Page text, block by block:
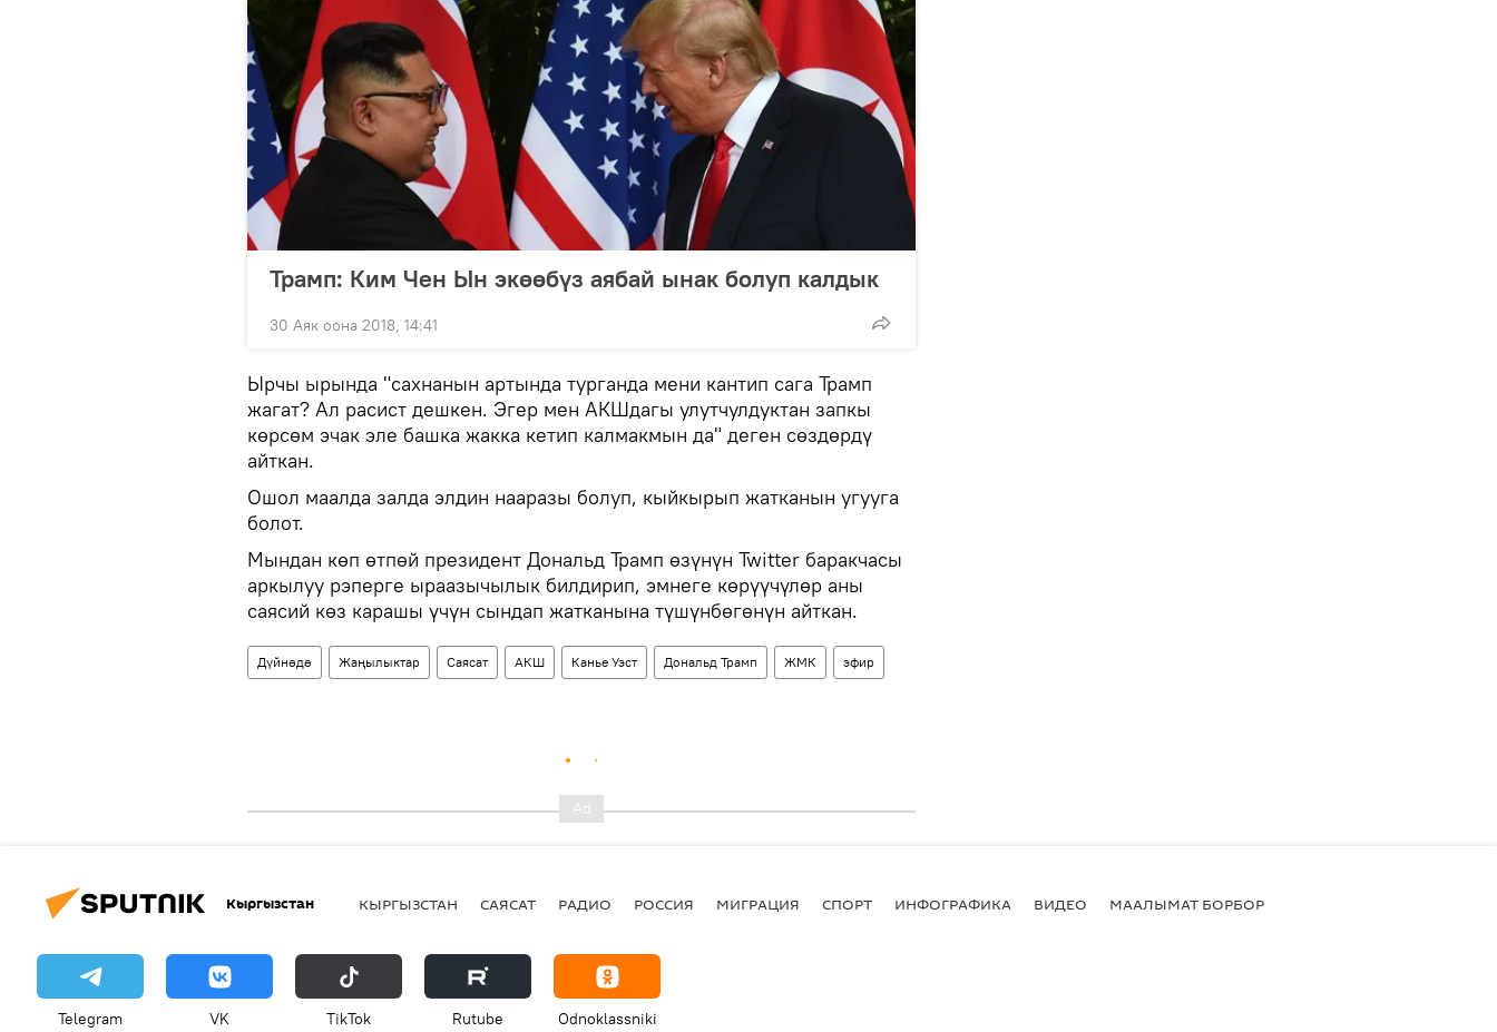
Трамп: Ким Чен Ын экөөбүз аябай ынак болуп калдык
30 Аяк оона 2018, 14:41
​Ырчы ырында "сахнанын артында турганда мени кантип сага Трамп
жагат? Ал расист дешкен. Эгер мен АКШдагы улутчулдуктан запкы
көрсөм эчак эле башка жакка кетип калмакмын да" деген сөздөрдү
айткан.
Ошол маалда залда элдин нааразы болуп, кыйкырып жатканын угууга
болот.
Мындан көп өтпөй президент Дональд Трамп өзүнүн Twitter баракчасы
аркылуу рэперге ыраазычылык билдирип, эмнеге көрүүчүлөр аны
саясий көз карашы үчүн сындап жатканына түшүнбөгөнүн айткан.
Дүйнөдө Жаңылыктар Саясат АКШ Канье Уэст Дональд Трамп ЖМК эфир
Кыргызстан КЫРГЫЗСТАН САЯСАТ РАДИО РОССИЯ МИГРАЦИЯ СПОРТ ИНФОГРАФИКА ВИДЕО МААЛЫМАТ БОРБОР
Telegram VK ТikТоk Rutube Odnoklassniki